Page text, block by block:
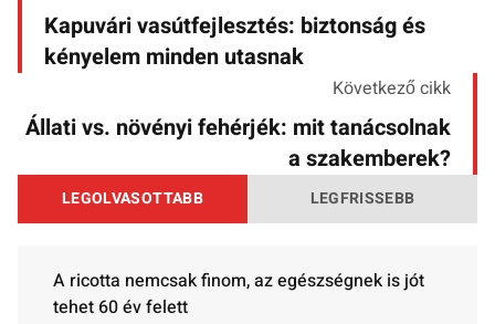
Kapuvári vasútfejlesztés: biztonság és
kényelem minden utasnak
Következő cikk
Állati vs. növényi fehérjék: mit tanácsolnak
a szakemberek?
LEGOLVASOTTABB LEGFRISSEBB
A ricotta nemcsak finom, az egészségnek is jót
tehet 60 év felett